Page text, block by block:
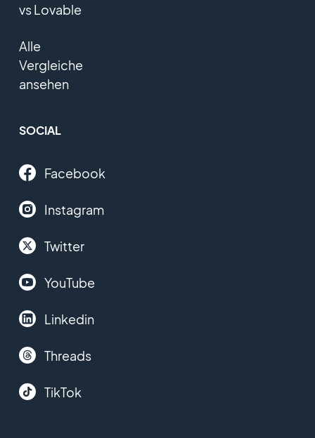
vs Lovable
Alle
Vergleiche
ansehen
SOCIAL
Facebook
Instagram
Twitter
YouTube
Linkedin
Threads
TikTok